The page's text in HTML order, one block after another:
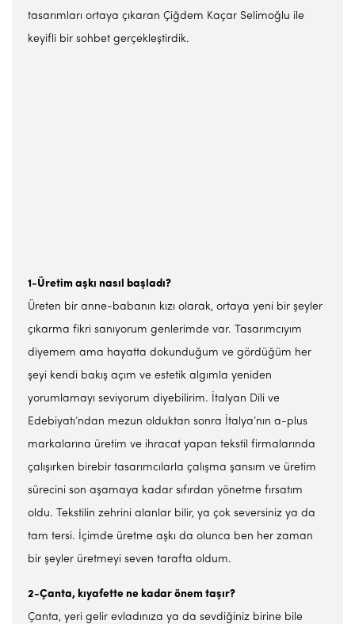
tasarımları ortaya çıkaran Çiğdem Kaçar Selimoğlu ile
keyifli bir sohbet gerçekleştirdik.
1-Üretim aşkı nasıl başladı?
Üreten bir anne-babanın kızı olarak, ortaya yeni bir şeyler
çıkarma fikri sanıyorum genlerimde var. Tasarımcıyım
diyemem ama hayatta dokunduğum ve gördüğüm her
şeyi kendi bakış açım ve estetik algımla yeniden
yorumlamayı seviyorum diyebilirim. İtalyan Dili ve
Edebiyatı’ndan mezun olduktan sonra İtalya’nın a-plus
markalarına üretim ve ihracat yapan tekstil firmalarında
çalışırken birebir tasarımcılarla çalışma şansım ve üretim
sürecini son aşamaya kadar sıfırdan yönetme fırsatım
oldu. Tekstilin zehrini alanlar bilir, ya çok seversiniz ya da
tam tersi. İçimde üretme aşkı da olunca ben her zaman
bir şeyler üretmeyi seven tarafta oldum.
2-Çanta, kıyafette ne kadar önem taşır?
Çanta, yeri gelir evladınıza ya da sevdiğiniz birine bile